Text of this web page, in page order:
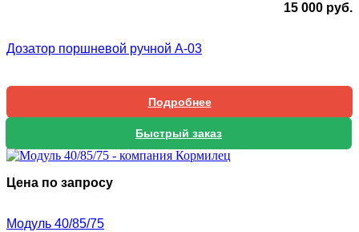
15 000 руб.
Дозатор поршневой ручной А-03
Подробнее
Быстрый заказ
Цена по запросу
Модуль 40/85/75